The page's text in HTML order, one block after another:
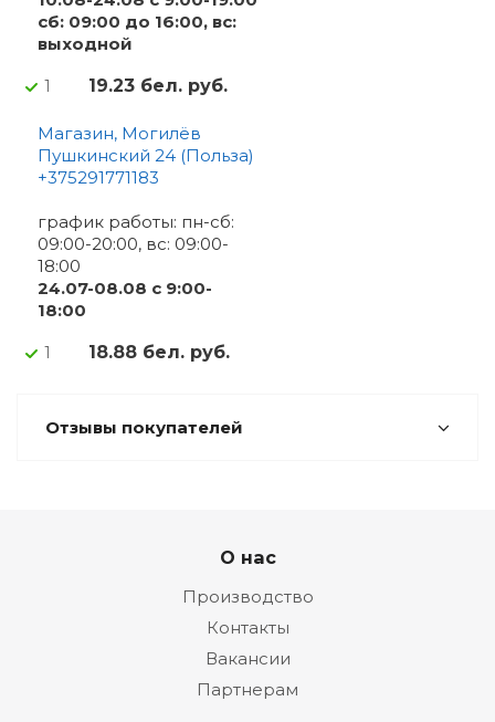
сб: 09:00 до 16:00, вс:
выходной
1 19.23 бел. руб.
Магазин, Могилёв
Пушкинский 24 (Польза)
+375291771183
график работы: пн-сб:
09:00-20:00, вс: 09:00-
18:00
24.07-08.08 с 9:00-
18:00
1 18.88 бел. руб.
Отзывы покупателей
О нас
Производство
Контакты
Вакансии
Партнерам